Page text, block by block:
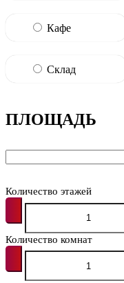
Кафе
Склад
ПЛОЩАДЬ
Количество этажей
Количество комнат